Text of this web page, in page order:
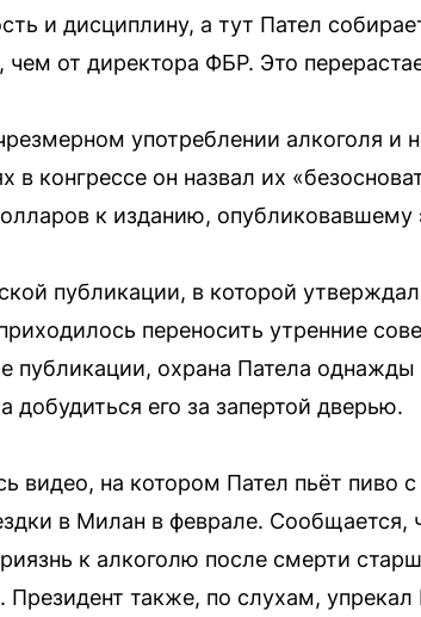
и дисциплину, а тут Пател
чем от директора ФБР. Это
употреблении алкоголя и
в конгрессе он назвал их
к изданию, опубликовавшему
публикации, в которой
переносить утренние
публикации, охрана Патела
добудиться его за запертой дверью.
видео, на котором Пател пьёт пиво
в Милан в феврале. Сообщается,
к алкоголю после смерти
также, по слухам, упрекал